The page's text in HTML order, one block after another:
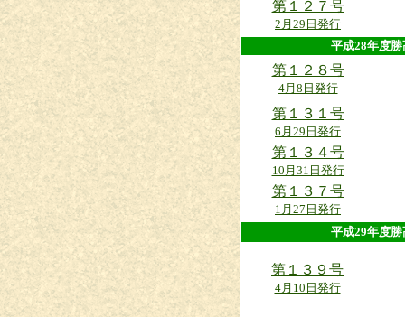
第１２７号
2月29日発行
平成28年
第１２８号
4月8日発行
第１３１号
6月29日発行
第１３４号
10月31日発行
第１３７号
1月27日発行
平成29年
第１３９号
4月10日発行